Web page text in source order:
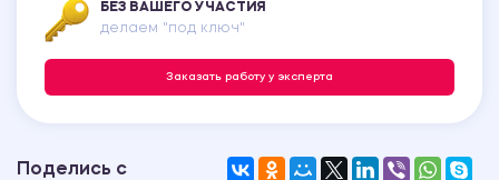
БЕЗ ВАШЕГО УЧАСТИЯ
делаем "под ключ"
Заказать работу у эксперта
Поделись с